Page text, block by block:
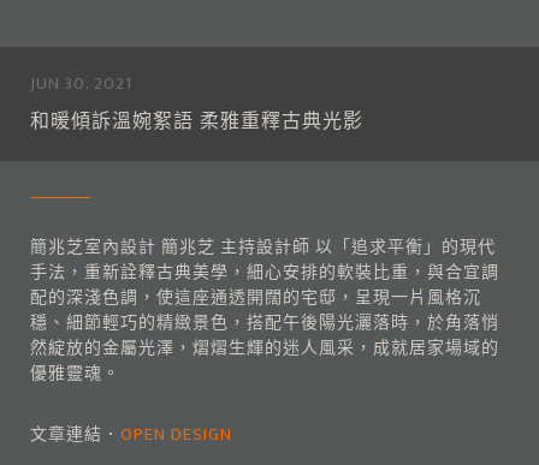
JUN 30, 2021
和暖傾訴溫婉絮語 柔雅重釋古典光影
簡兆芝室內設計 簡兆芝 主持設計師 以「追求平衡」的現代
手法，重新詮釋古典美學，細心安排的軟裝比重，與合宜調
配的深淺色調，使這座通透開闊的宅邸，呈現一片風格沉
穩、細節輕巧的精緻景色，搭配午後陽光灑落時，於角落悄
然綻放的金屬光澤，熠熠生輝的迷人風采，成就居家場域的
優雅靈魂。
文章連結． OPEN DESIGN